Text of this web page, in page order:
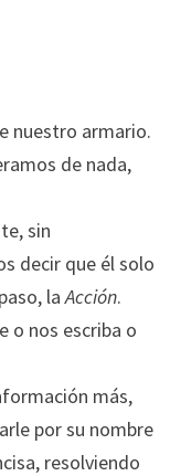
nuestro armario.
de nada,
sin
decir que él solo
laAcción.
o nos escriba o
más,
por su nombre
resolviendo